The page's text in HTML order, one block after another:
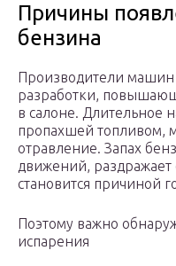
Причины
бензина
Производители
разработки,
в салоне. Длительное
пропахшей топливом,
отравление. Запах
движений, раздражает
становится причиной
Поэтому важно
испарения